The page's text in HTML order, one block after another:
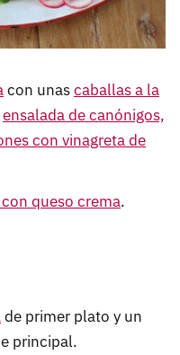
con unascaballas a la
ensalada de canónigos,
con vinagreta de
queso crema.
de primer plato y un
principal.